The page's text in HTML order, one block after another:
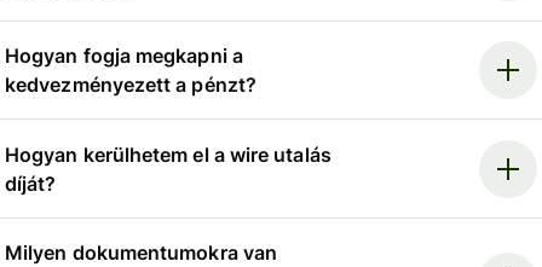
Hogyan fogja megkapni a
kedvezményezett a pénzt?
Hogyan kerülhetem el a wire utalás
díját?
Milyen dokumentumokra van